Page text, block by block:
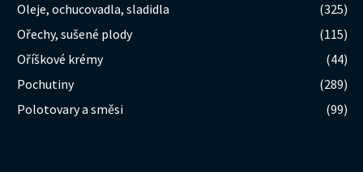
Oleje, ochucovadla, sladidla
(325)
Ořechy, sušené plody
(115)
Oříškové krémy
(44)
Pochutiny
(289)
Polotovary a směsi
(99)